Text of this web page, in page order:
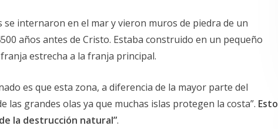
se internaron en el mar y vieron muros de piedra de un
años antes de Cristo. Estaba construido en un pequeño
estrecha a la franja principal.
es que esta zona, a diferencia de la mayor parte del
las grandes olas ya que muchas islas protegen la costa”. Esto
la destrucción natural”.